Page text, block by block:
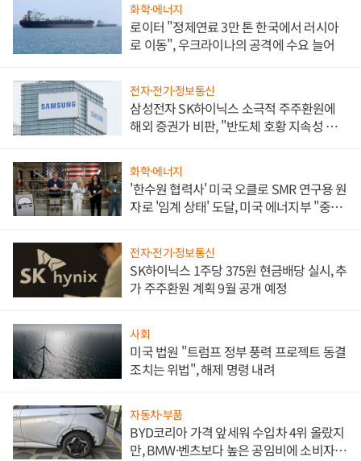
화학·에너지
로이터 "정제연료 3만 톤 한국에서 러시아
로 이동", 우크라이나의 공격에 수요 늘어
전자·전기·정보통신
삼성전자 SK하이닉스 소극적 주주환원에
해외 증권가 비판, "반도체 호황 지속성 의
화학·에너지
'한수원 협력사' 미국 오클로 SMR 연구용 원
자로 '임계 상태' 도달, 미국 에너지부 "중요
전자·전기·정보통신
SK하이닉스 1주당 375원 현금배당 실시, 추
가 주주환원 계획 9월 공개 예정
사회
미국 법원 "트럼프 정부 풍력 프로젝트 동결
조치는 위법", 해제 명령 내려
자동차·부품
BYD코리아 가격 앞세워 수입차 4위 올랐지
만, BMW·벤츠보다 높은 공임비에 소비자